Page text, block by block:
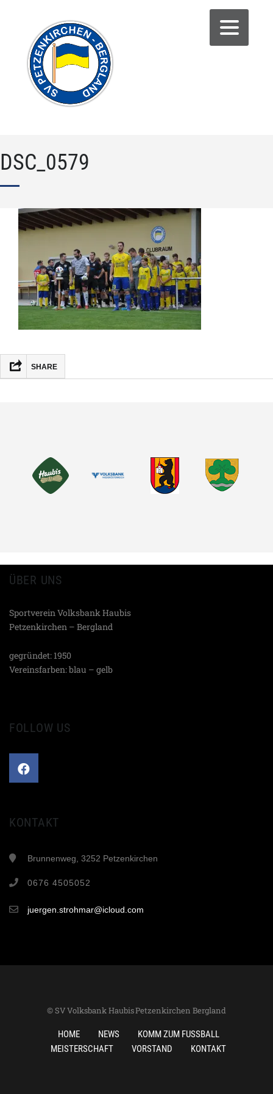
DSC_0579
SHARE
TEILEN
ÜBER UNS
Sportverein Volksbank Haubis
Petzenkirchen – Bergland
gegründet: 1950
Vereinsfarben: blau – gelb
FOLLOW US
KONTAKT
Brunnenweg, 3252 Petzenkirchen
0676 4505052
juergen.strohmar@icloud.com
© SV Volksbank Haubis Petzenkirchen Bergland
HOME NEWS
KOMM ZUM FUSSBALL
MEISTERSCHAFT
VORSTAND KONTAKT